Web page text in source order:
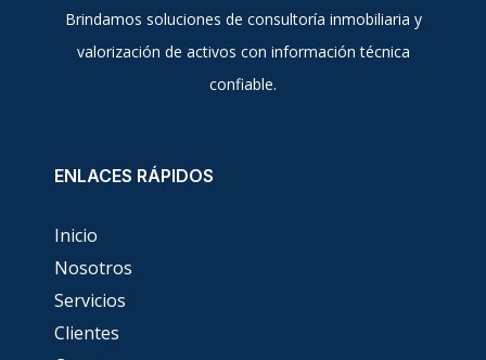
Brindamos soluciones de consultoría inmobiliaria y
valorización de activos con información técnica
confiable.
ENLACES RÁPIDOS
Inicio
Nosotros
Servicios
Clientes